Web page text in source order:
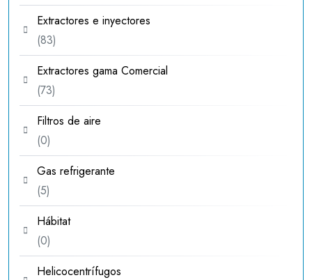
productos
Extractores e inyectores
8383
productos
Extractores gama Comercial
7373
productos
Filtros de aire
00
productos
Gas refrigerante
55
productos
Hábitat
00
productos
Helicocentrífugos